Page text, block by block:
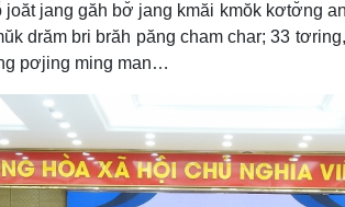
jang găh bơ̆ jang kmăi kmŏk kơtơ̆ng
drăm bri brăh păng cham char; 33
pơjing ming man…